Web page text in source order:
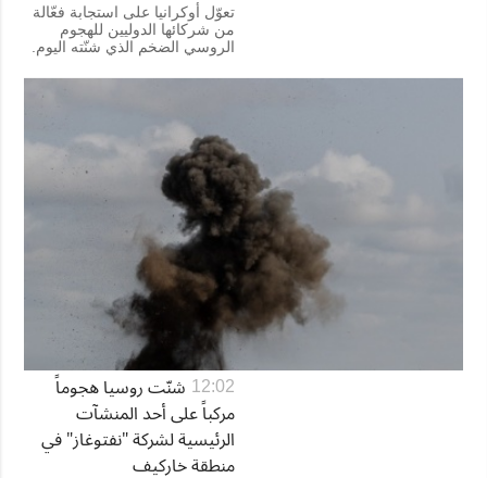
تعوّل أوكرانيا على استجابة فعّالة
من شركائها الدوليين للهجوم
الروسي الضخم الذي شنّته اليوم.
12:02 شنّت روسيا هجوماً
مركباً على أحد المنشآت
الرئيسية لشركة "نفتوغاز" في
منطقة خاركيف